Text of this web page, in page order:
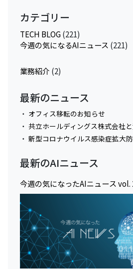
カテゴリー
TECH BLOG(221)
今週の気になるAIニュース (221)
業務紹介 (2)
最新のニュース
オフィス移転のお知らせ
共立ホールディングス株式会社
新型コロナウイルス感染症拡大防止におけるテ
最新のAIニュース
今週の気になったAIニュース vol.